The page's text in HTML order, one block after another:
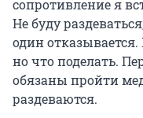
сопротивление я
Не буду
один
но что поделать.
обязаны пройти
раздеваются.